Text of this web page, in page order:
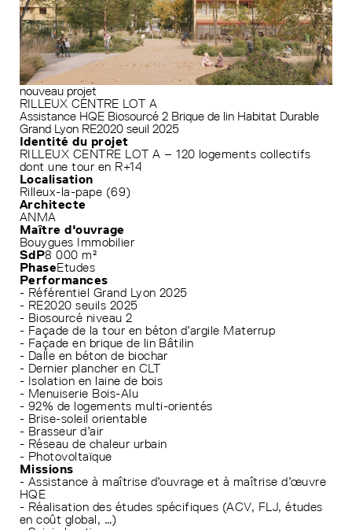
nouveau projet
RILLEUX CENTRE LOT A
Assistance HQE Biosourcé 2 Brique de lin Habitat Durable
Grand Lyon RE2020 seuil 2025
Identité du projet
RILLEUX CENTRE LOT A – 120 logements collectifs
dont une tour en R+14
Localisation
Rilleux-la-pape (69)
Architecte
ANMA
Maître d'ouvrage
Bouygues Immobilier
SdP8 000 m²
PhaseEtudes
Performances
- Référentiel Grand Lyon 2025
- RE2020 seuils 2025
- Biosourcé niveau 2
- Façade de la tour en béton d’argile Materrup
- Façade en brique de lin Bâtilin
- Dalle en béton de biochar
- Dernier plancher en CLT
- Isolation en laine de bois
- Menuiserie Bois-Alu
- 92% de logements multi-orientés
- Brise-soleil orientable
- Brasseur d’air
- Réseau de chaleur urbain
- Photovoltaïque
Missions
- Assistance à maîtrise d’ouvrage et à maîtrise d’œuvre
HQE
- Réalisation des études spécifiques (ACV, FLJ, études
en coût global, …)